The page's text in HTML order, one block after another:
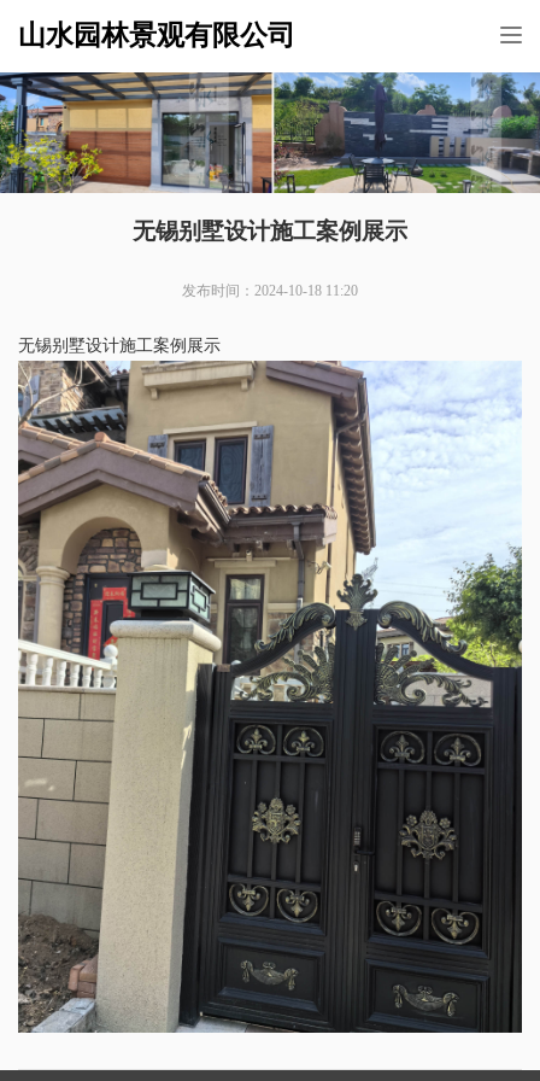
山水园林景观有限公司
无锡别墅设计施工案例展示
发布时间：2024-10-18 11:20
无锡别墅设计施工案例展示